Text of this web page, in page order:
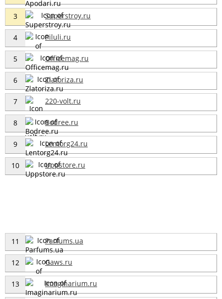
3 Superstroy.ru
4 Piluli.ru
5 Officemag.ru
6 Zlatoriza.ru
7 220-volt.ru
8 Bodree.ru
9 Lentorg24.ru
10 Uppstore.ru
11 Parfums.ua
12 Gaws.ru
13 Imaginarium.ru